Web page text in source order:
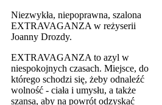
Niezwykła, niepoprawna, szalona
EXTRAVAGANZA w reżyserii
Joanny Drozdy.
EXTRAVAGANZA to azyl w
niespokojnych czasach. Miejsce, do
którego schodzi się, żeby odnaleźć
wolność - ciała i umysłu, a także
szansa, aby na powrót odzyskać